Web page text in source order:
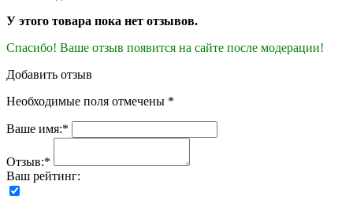
У этого товара пока нет отзывов.
Спасибо! Ваше отзыв появится на сайте после модерации!
Добавить отзыв
Необходимые поля отмечены *
Ваше имя:*
Отзыв:*
Ваш рейтинг: